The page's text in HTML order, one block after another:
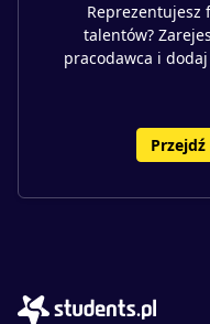
Reprezentujesz
talentów?
pracodawca i